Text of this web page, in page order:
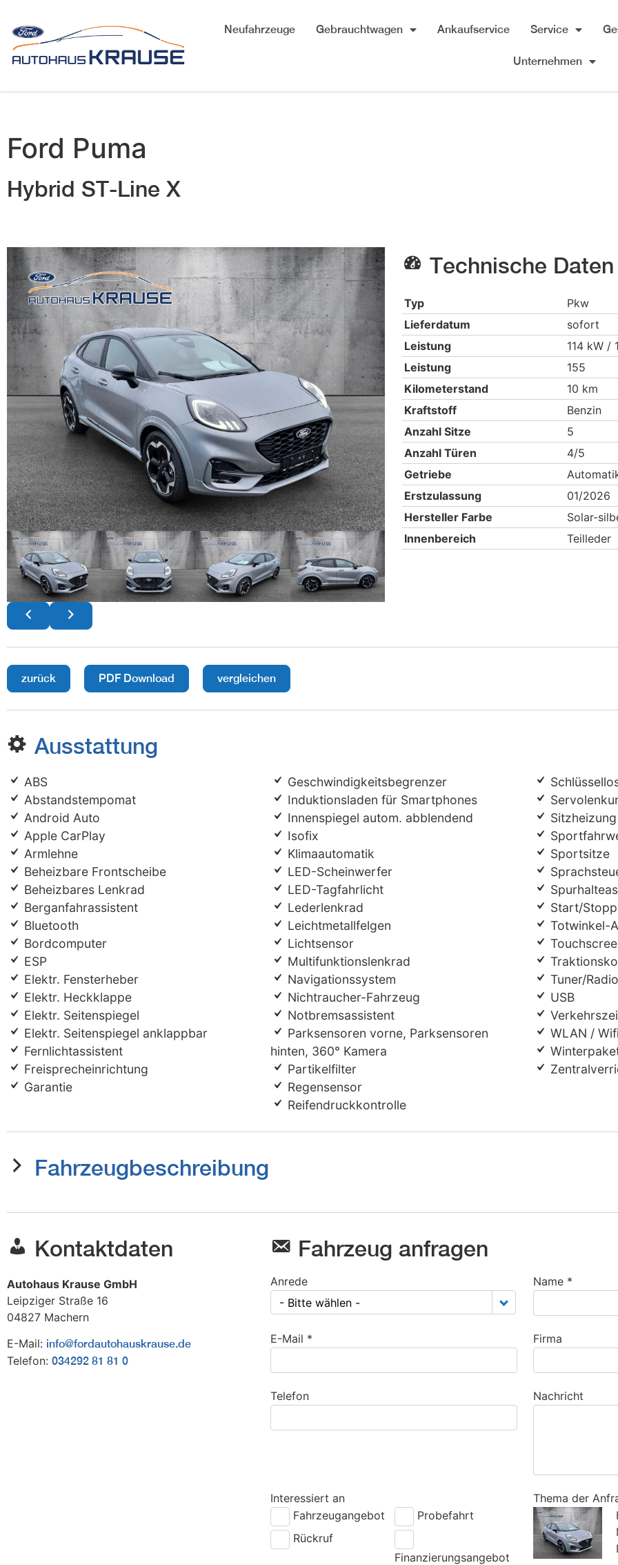
Neufahrzeuge Gebrauchtwagen Ankaufservice Service
Unternehmen
Ford Puma
Hybrid ST-Line X
Technische Daten
Typ
Pkw
Lieferdatum
sofort
Leistung
114 kW /
Leistung
155
Kilometerstand
10 km
Kraftstoff
Benzin
Anzahl Sitze
5
Anzahl Türen
4/5
Getriebe
Erstzulassung
01/2026
Hersteller Farbe
Solar-
Innenbereich
Teilleder
zurück PDF Download vergleichen
Ausstattung
ABS
Abstandstempomat
Android Auto
Apple CarPlay
Armlehne
Beheizbare Frontscheibe
Beheizbares Lenkrad
Berganfahrassistent
Bluetooth
Bordcomputer
ESP
Elektr. Fensterheber
Elektr. Heckklappe
Elektr. Seitenspiegel
Elektr. Seitenspiegel anklappbar
Fernlichtassistent
Freisprecheinrichtung
Garantie
Geschwindigkeitsbegrenzer
Induktionsladen für Smartphones
Innenspiegel autom. abblendend
Isofix
Klimaautomatik
LED-Scheinwerfer
LED-Tagfahrlicht
Lederlenkrad
Leichtmetallfelgen
Lichtsensor
Multifunktionslenkrad
Navigationssystem
Nichtraucher-Fahrzeug
Notbremsassistent
Parksensoren vorne, Parksensoren
hinten, 360° Kamera
Partikelfilter
Regensensor
Reifendruckkontrolle
Sitzheizung
Sportsitze
Start/
Totwinkel-
Tuner/
USB
WLAN /
Fahrzeugbeschreibung
Kontaktdaten
Autohaus Krause GmbH
Leipziger Straße 16
04827 Machern
E-Mail: info@fordautohauskrause.de
Telefon: 034292 81 81 0
Fahrzeug anfragen
Anrede
- Bitte wählen -
Name *
E-Mail * Firma
Telefon Nachricht
Interessiert an
Fahrzeugangebot
Probefahrt
Rückruf
Finanzierungsangebot
Thema der